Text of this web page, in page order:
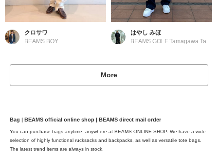
クロサワ
BEAMS BOY
はやし みほ
BEAMS GOLF Tamagawa Takashimaya S.C. Store
More
Bag | BEAMS official online shop | BEAMS direct mail order
You can purchase bags anytime, anywhere at BEAMS ONLINE SHOP. We have a wide
selection of highly functional rucksacks and backpacks, as well as versatile tote bags.
The latest trend items are always in stock.